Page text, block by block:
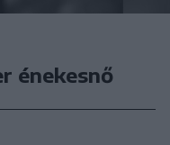
énekesnő